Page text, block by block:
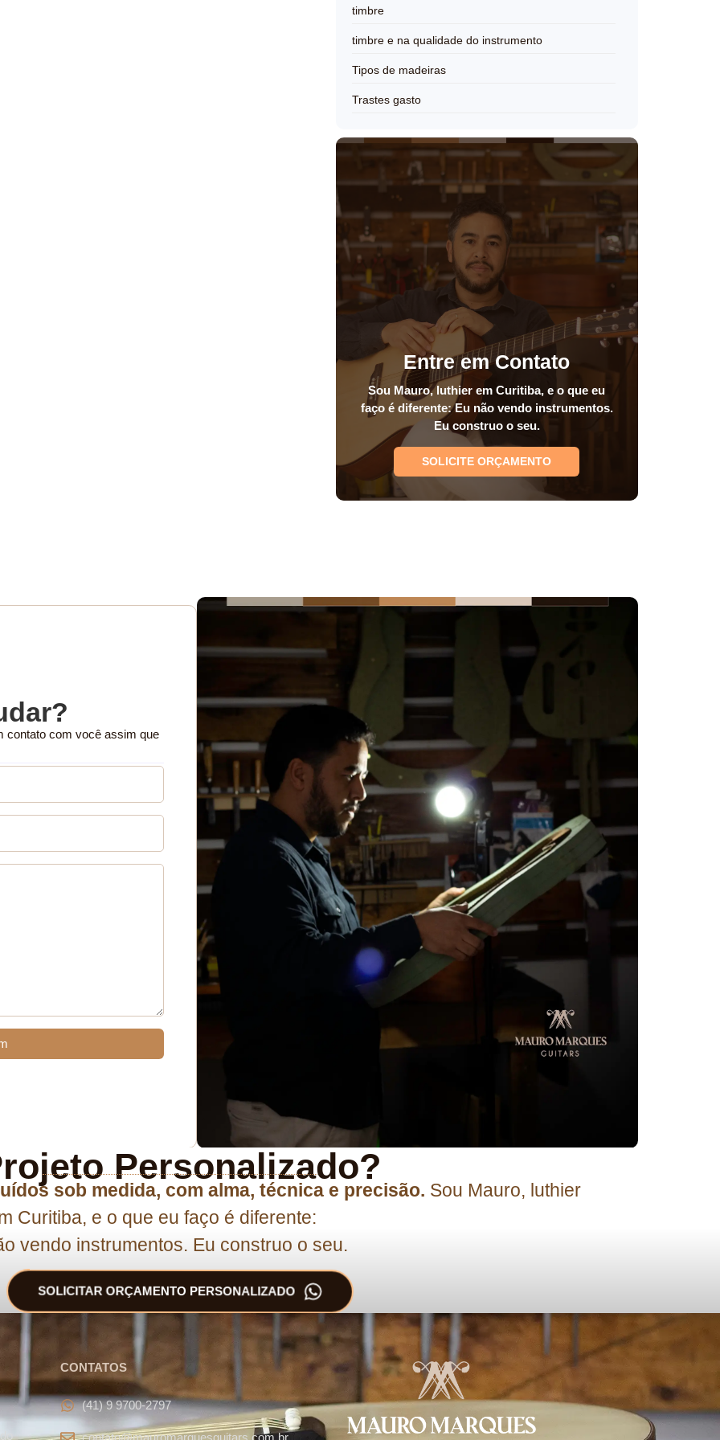
timbre
timbre e na qualidade do instrumento
Tipos de madeiras
Trastes gasto
Entre em Contato
Sou Mauro, luthier em Curitiba, e o que eu
faço é diferente: Eu não vendo instrumentos.
Eu construo o seu.
SOLICITE ORÇAMENTO
contato com você assim que
Personalizado?
sob medida, com alma, técnica e precisão. Sou Mauro, luthier
Curitiba, e o que eu faço é diferente:
vendo instrumentos. Eu construo o seu.
SOLICITAR ORÇAMENTO PERSONALIZADO
CONTATOS
(41) 9 9700-2797